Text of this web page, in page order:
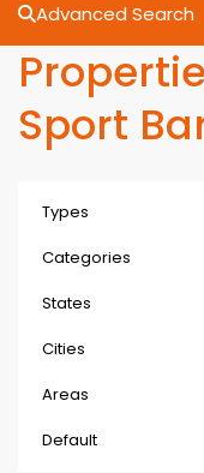
Advanced Search
Sport
Types
Categories
States
Cities
Areas
Default